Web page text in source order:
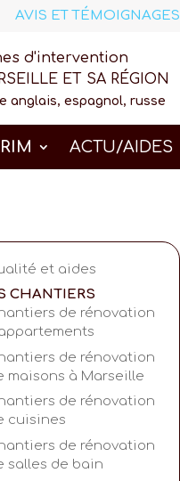
AVIS ET TÉMOIGNAGES
d'intervention
ET SA RÉGION
anglais, espagnol, russe
ACTU/AIDES
et aides
CHANTIERS
de rénovation
de rénovation
maisons à Marseille
de rénovation
cuisines
de rénovation
salles de bain